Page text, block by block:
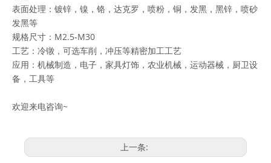
表面处理：镀锌，镍，铬，达克罗，喷粉，铜，发黑，黑锌，喷砂
发黑等
规格尺寸：M2.5-M30
工艺：冷镦，可选车削，冲压等精密加工工艺
应用：机械制造，电子，家具灯饰，农业机械，运动器械，厨卫设
备，工具等
欢迎来电咨询~
上一条: